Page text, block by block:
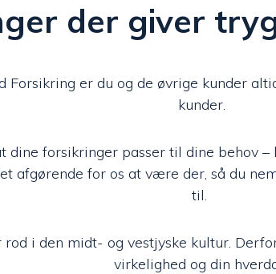
der giver
Forsikring er du og de øvrige kunder
kunder.
dine forsikringer passer til dine behov
afgørende for os at være der, så du
til.
i den midt- og vestjyske kultur.
virkelighed og din